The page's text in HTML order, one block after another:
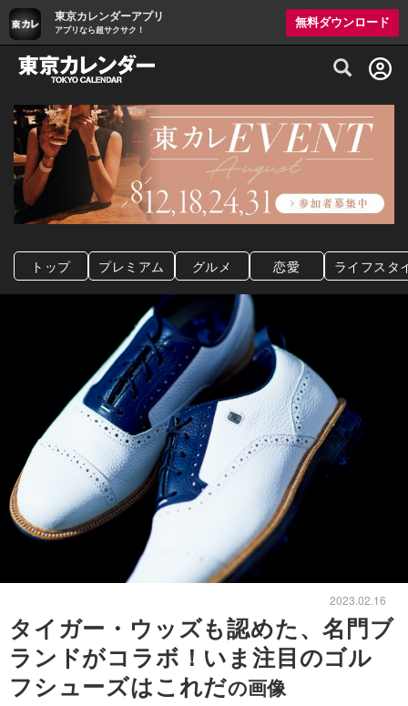
東京カレンダーアプリ
アプリなら超サクサク！
無料ダウンロード
グルメ情報・プレミアムレストラン予約
トップ プレミアム グルメ 恋愛 ライフスタ
2023.02.16
タイガー・ウッズも認めた、名門ブ
ランドがコラボ！いま注目のゴル
フシューズはこれだの画像